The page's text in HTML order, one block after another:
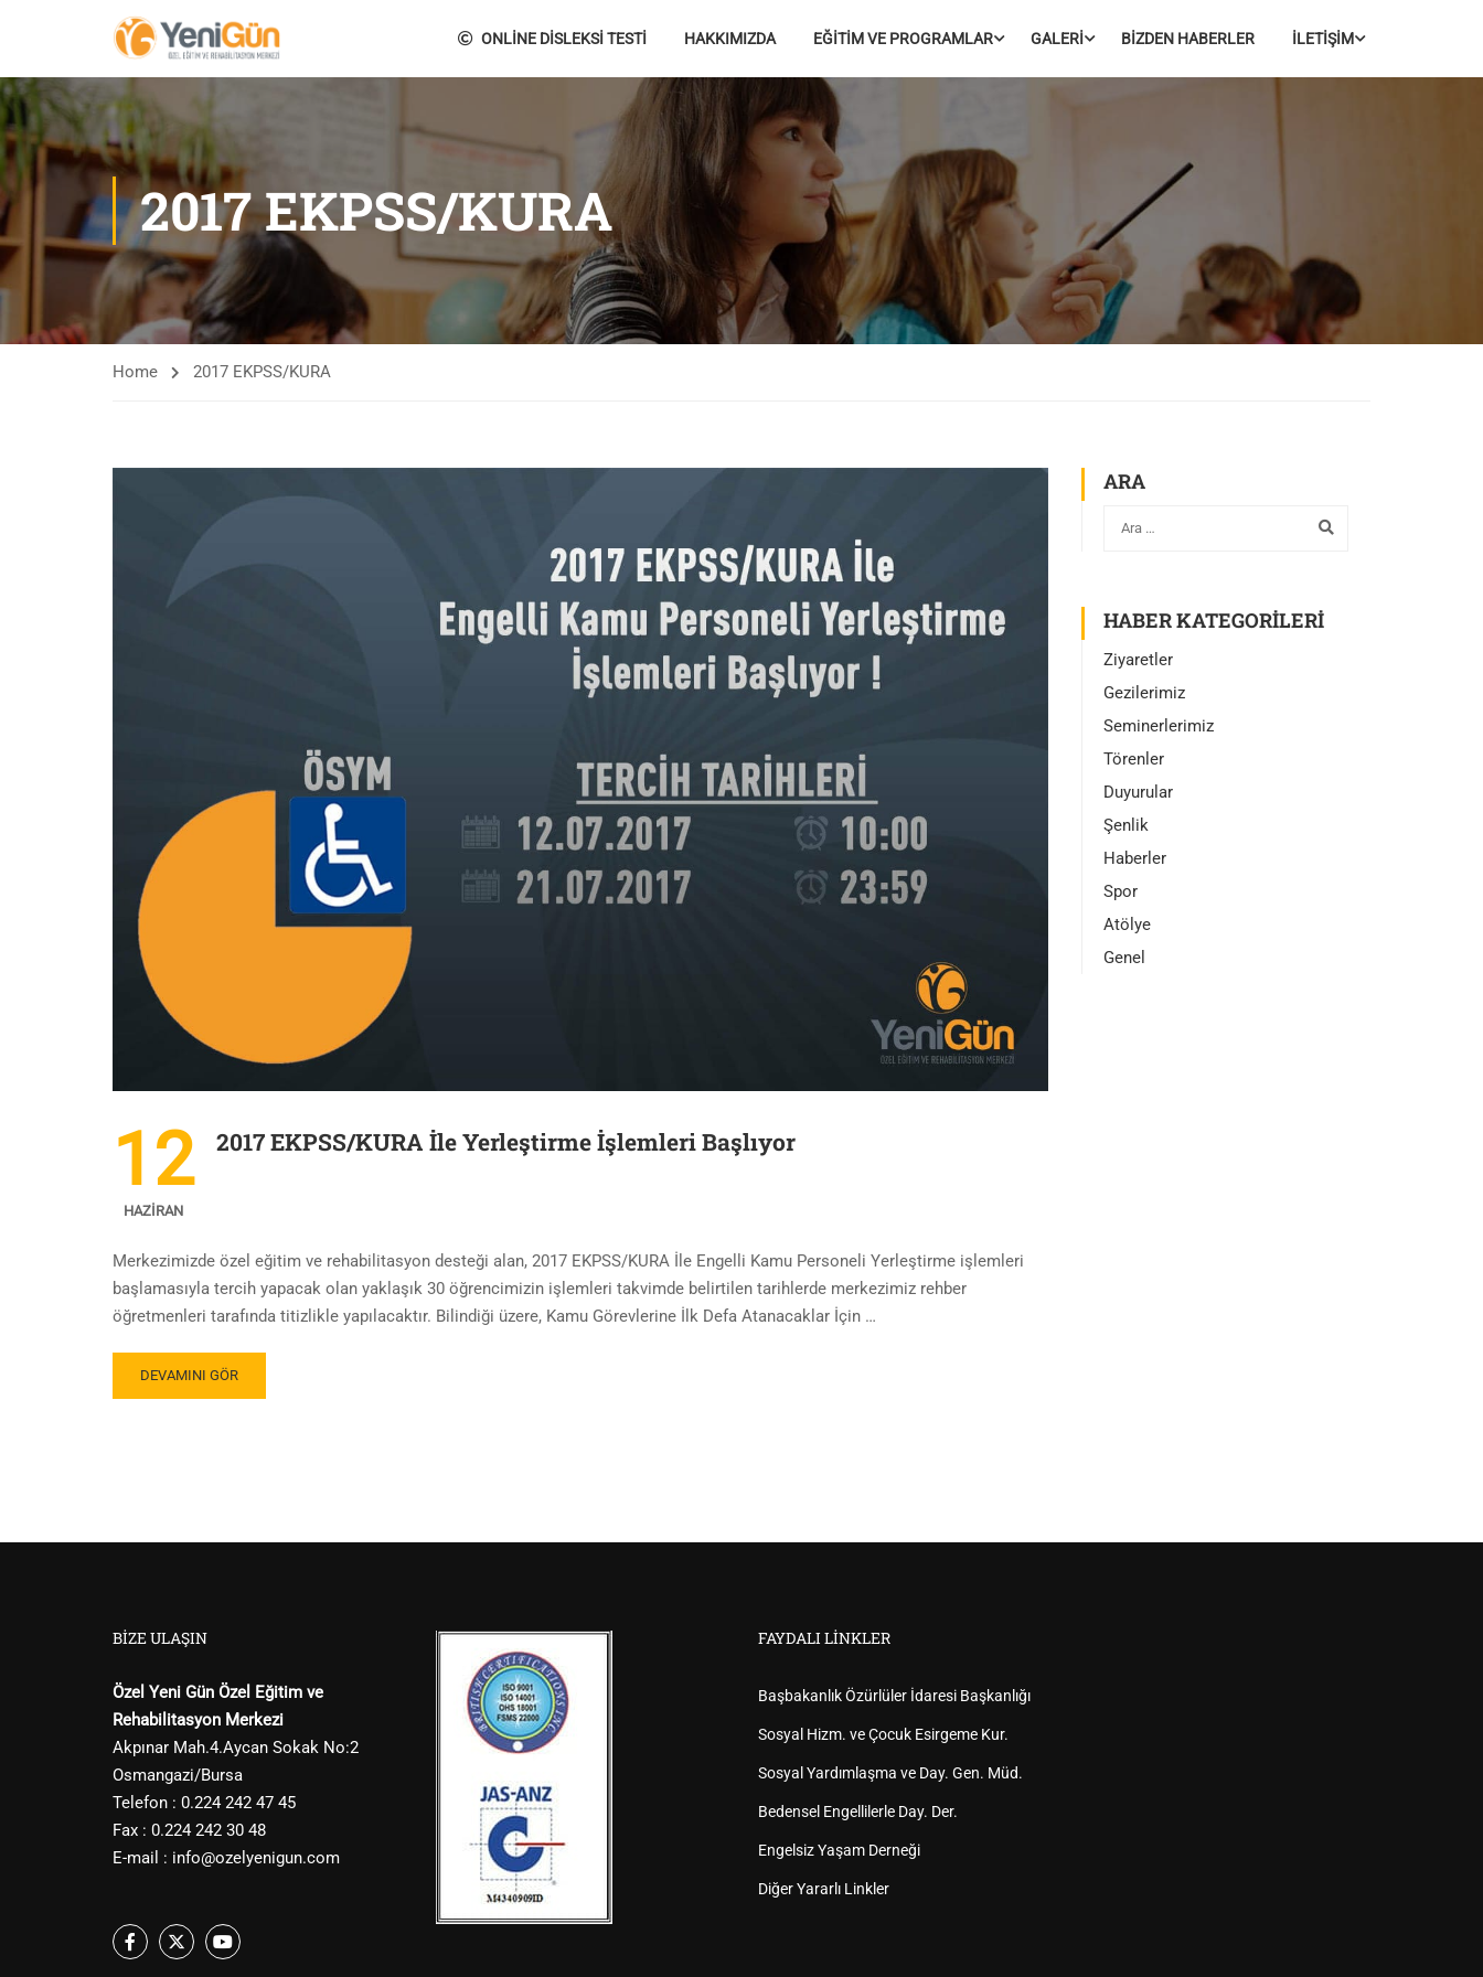
ONLİNE DİSLEKSİ TESTİ HAKKIMIZDA EĞİTİM VE PROGRAMLAR GALERİ BİZDEN HABERLER İLETİŞİM
2017 EKPSS/KURA
Home 2017 EKPSS/KURA
12
HAZIRAN
2017 EKPSS/KURA İle Yerleştirme İşlemleri Başlıyor
Merkezimizde özel eğitim ve rehabilitasyon desteği alan, 2017 EKPSS/KURA İle Engelli Kamu Personeli Yerleştirme işlemleri
başlamasıyla tercih yapacak olan yaklaşık 30 öğrencimizin işlemleri takvimde belirtilen tarihlerde merkezimiz rehber
öğretmenleri tarafında titizlikle yapılacaktır. Bilindiği üzere, Kamu Görevlerine İlk Defa Atanacaklar İçin …
DEVAMINI GÖR
ARA
HABER KATEGORILERI
Ziyaretler
Gezilerimiz
Seminerlerimiz
Törenler
Duyurular
Şenlik
Haberler
Spor
Atölye
Genel
BIZE ULAŞIN
Özel Yeni Gün Özel Eğitim ve
Rehabilitasyon Merkezi
Akpınar Mah.4.Aycan Sokak No:2
Osmangazi/Bursa
Telefon : 0.224 242 47 45
Fax : 0.224 242 30 48
E-mail : info@ozelyenigun.com
FAYDALI LINKLER
Başbakanlık Özürlüler İdaresi Başkanlığı
Sosyal Hizm. ve Çocuk Esirgeme Kur.
Sosyal Yardımlaşma ve Day. Gen. Müd.
Bedensel Engellilerle Day. Der.
Engelsiz Yaşam Derneği
Diğer Yararlı Linkler